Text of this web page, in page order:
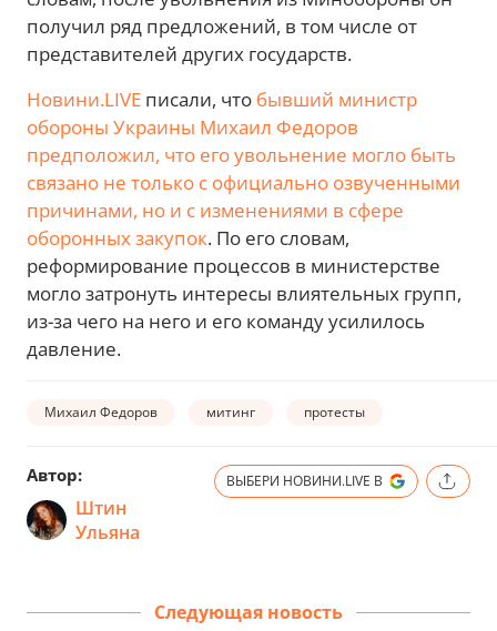
получил ряд предложений, в том числе от
представителей других государств.
Новини.LIVE писали, что бывший министр
обороны Украины Михаил Федоров
предположил, что его увольнение могло быть
связано не только с официально озвученными
причинами, но и с изменениями в сфере
оборонных закупок. По его словам,
реформирование процессов в министерстве
могло затронуть интересы влиятельных групп,
из-за чего на него и его команду усилилось
давление.
Михаил Федоров митинг протесты
Автор:
Штин
Ульяна
ВЫБЕРИ НОВИНИ.LIVE В
Следующая новость